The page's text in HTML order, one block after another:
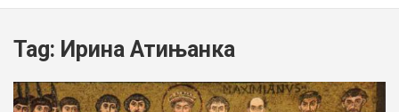
Tag: Ирина Атињанка